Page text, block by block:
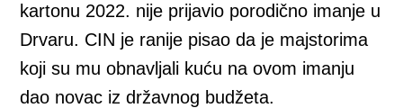
kartonu 2022. nije prijavio porodično imanje u
Drvaru. CIN je ranije pisao da je majstorima
koji su mu obnavljali kuću na ovom imanju
dao novac iz državnog budžeta.